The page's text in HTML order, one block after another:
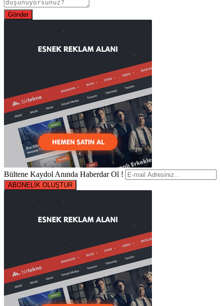
Bültene Kaydol Anında Haberdar Ol !
ABONELİK OLUŞTUR